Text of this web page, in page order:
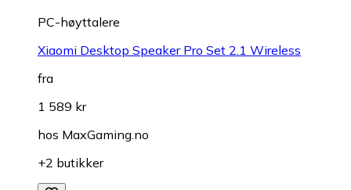
PC-høyttalere
Xiaomi Desktop Speaker Pro Set 2.1 Wireless
fra
1 589 kr
hos MaxGaming.no
+2 butikker